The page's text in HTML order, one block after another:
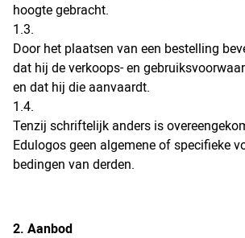
hoogte gebracht.
1.3.
Door het plaatsen van een bestelling
dat hij de verkoops- en
en dat hij die aanvaardt.
1.4.
Tenzij schriftelijk anders is
Edulogos geen algemene of specifieke
bedingen van derden.
2. Aanbod